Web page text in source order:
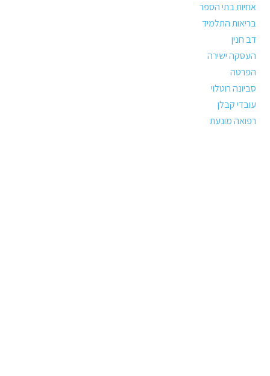
אחיות בתי הספר
בריאות התלמיד
דב חנין
העסקה ישירה
הפרטה
סביונה רוטלוי
עובדי קבלן
רפואה מונעת